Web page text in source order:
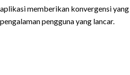
aplikasi memberikan konvergensi
pengalaman pengguna yang lancar.